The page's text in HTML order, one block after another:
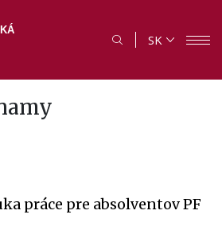
SK
práce pre absolventov PF